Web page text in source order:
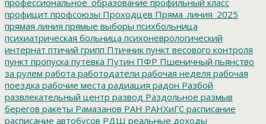
профицит профсоюзы Проходцев Пряма_линия_2025
прямая линия прямые выборы психбольница
психиатрическая больница психоневрологический
интернат птичий грипп Птичник пункт весового контроля
пункт пропуска путевка Путин ПФР Пшеничный пьянство
за рулем работа работодатели рабочая неделя рабочая
поездка рабочие места радиация радон Разбой
развлекательный центр развод Раздольное размыв
берегов ракеты Рамазанов РАН РАНХиГС расписание
расписание автобусов РДШ реальные доходы